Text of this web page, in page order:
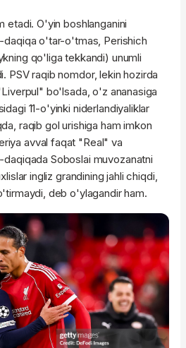
etadi. O'yin boshlanganini
daqiqa o'tar-o'tmas, Perishich
qo'liga tekkandi) unumli
PSV raqib nomdor, lekin hozirda
bo'lsada, o'z ananasiga
11-o'yinki niderlandiyaliklar
raqib gol urishiga ham imkon
avval faqat "Real" va
Soboslai muvozanatni
ingliz grandining jahli chiqdi,
deb o'ylagandir ham.